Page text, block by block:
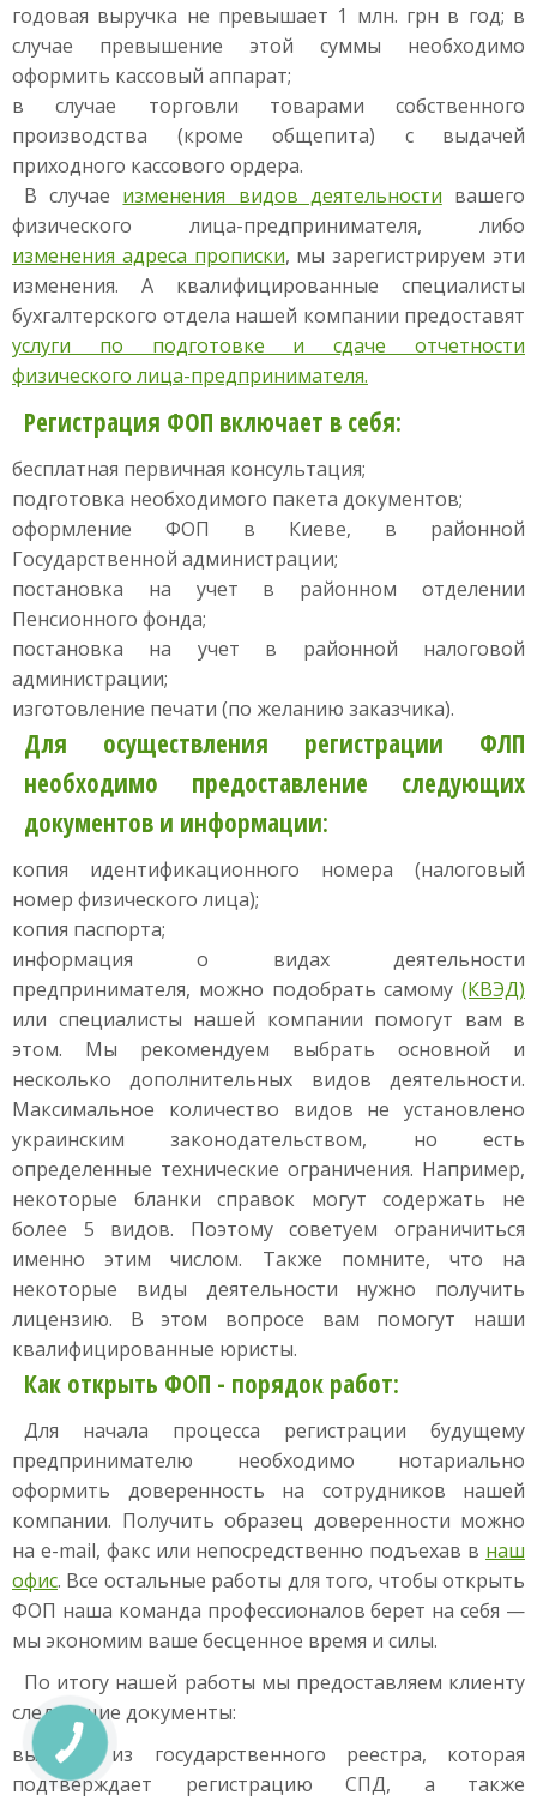
годовая выручка не превышает 1 млн. грн в год; в
случае превышение этой суммы необходимо
оформить кассовый аппарат;
в случае торговли товарами собственного
производства (кроме общепита) с выдачей
приходного кассового ордера.
В случае изменения видов деятельности вашего
физического лица-предпринимателя, либо
изменения адреса прописки, мы зарегистрируем эти
изменения. А квалифицированные специалисты
бухгалтерского отдела нашей компании предоставят
услуги по подготовке и сдаче отчетности
физического лица-предпринимателя.
Регистрация ФОП включает в себя:
бесплатная первичная консультация;
подготовка необходимого пакета документов;
оформление ФОП в Киеве, в районной
Государственной администрации;
постановка на учет в районном отделении
Пенсионного фонда;
постановка на учет в районной налоговой
администрации;
изготовление печати (по желанию заказчика).
Для осуществления регистрации ФЛП
необходимо предоставление следующих
документов и информации:
копия идентификационного номера (налоговый
номер физического лица);
копия паспорта;
информация о видах деятельности
предпринимателя, можно подобрать самому (КВЭД)
или специалисты нашей компании помогут вам в
этом. Мы рекомендуем выбрать основной и
несколько дополнительных видов деятельности.
Максимальное количество видов не установлено
украинским законодательством, но есть
определенные технические ограничения. Например,
некоторые бланки справок могут содержать не
более 5 видов. Поэтому советуем ограничиться
именно этим числом. Также помните, что на
некоторые виды деятельности нужно получить
лицензию. В этом вопросе вам помогут наши
квалифицированные юристы.
Как открыть ФОП - порядок работ:
Для начала процесса регистрации будущему
предпринимателю необходимо нотариально
оформить доверенность на сотрудников нашей
компании. Получить образец доверенности можно
на e-mail, факс или непосредственно подъехав в наш
офис. Все остальные работы для того, чтобы открыть
ФОП наша команда профессионалов берет на себя —
мы экономим ваше бесценное время и силы.
По итогу нашей работы мы предоставляем клиенту
следующие документы:
выписку из государственного реестра, которая
подтверждает регистрацию СПД, а также